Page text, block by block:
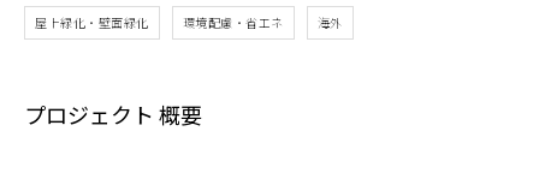
屋上緑化・壁面緑化 環境配慮・省エネ 海外
プロジェクト 概要